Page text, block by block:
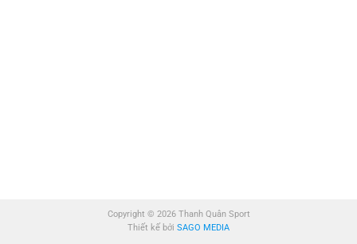
Copyright © 2026 Thanh Quân Sport
Thiết kế bởi SAGO MEDIA